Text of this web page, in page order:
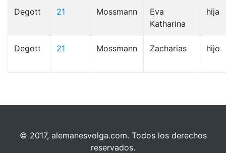
Degott 21 Mossmann
Eva
Katharina
hija
Degott 21 Mossmann Zacharias hijo
© 2017, alemanesvolga.com. Todos los derechos
reservados.